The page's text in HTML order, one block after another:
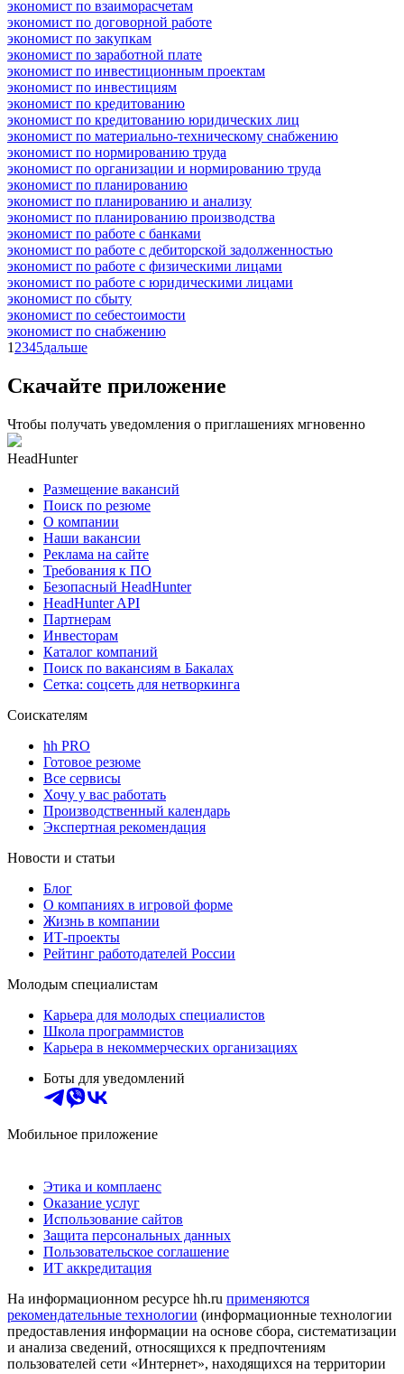
экономист по взаиморасчетам
экономист по договорной работе
экономист по закупкам
экономист по заработной плате
экономист по инвестиционным проектам
экономист по инвестициям
экономист по кредитованию
экономист по кредитованию юридических лиц
экономист по материально-техническому снабжению
экономист по нормированию труда
экономист по организации и нормированию труда
экономист по планированию
экономист по планированию и анализу
экономист по планированию производства
экономист по работе с банками
экономист по работе с дебиторской задолженностью
экономист по работе с физическими лицами
экономист по работе с юридическими лицами
экономист по сбыту
экономист по себестоимости
экономист по снабжению
1 2345дальше
Скачайте приложение
Чтобы получать уведомления о приглашениях мгновенно
HeadHunter
Размещение вакансий
Поиск по резюме
О компании
Наши вакансии
Реклама на сайте
Требования к ПО
Безопасный HeadHunter
HeadHunter API
Партнерам
Инвесторам
Каталог компаний
Поиск по вакансиям в Бакалах
Сетка: соцсеть для нетворкинга
Соискателям
hh PRO
Готовое резюме
Все сервисы
Хочу у вас работать
Производственный календарь
Экспертная рекомендация
Новости и статьи
Блог
О компаниях в игровой форме
Жизнь в компании
ИТ-проекты
Рейтинг работодателей России
Молодым специалистам
Карьера для молодых специалистов
Школа программистов
Карьера в некоммерческих организациях
Боты для уведомлений
Мобильное приложение
Этика и комплаенс
Оказание услуг
Использование сайтов
Защита персональных данных
Пользовательское соглашение
ИТ аккредитация
На информационном ресурсе hh.ru применяются
рекомендательные технологии (информационные технологии
предоставления информации на основе сбора, систематизации
и анализа сведений, относящихся к предпочтениям
пользователей сети «Интернет», находящихся на территории